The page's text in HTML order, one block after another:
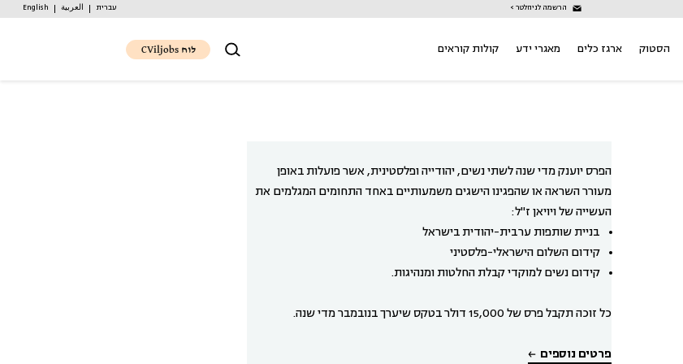
הרשמה לניוזלטר > עברית العربية English
הסטוק ארגז כלים מאגרי ידע קולות קוראים לוח CViljobs
הפרס יוענק מדי שנה לשתי נשים, יהודייה ופלסטינית, אשר פועלות באופן
מעורר השראה או שהפגינו הישגים משמעותיים באחד התחומים המגלמים את
העשייה של ויויאן ז"ל:
בניית שותפות ערבית-יהודית בישראל
קידום השלום הישראלי-פלסטיני
קידום נשים למוקדי קבלת החלטות ומנהיגות.
כל זוכה תקבל פרס של 15,000 דולר בטקס שיערך בנובמבר מדי שנה.
פרטים נוספים